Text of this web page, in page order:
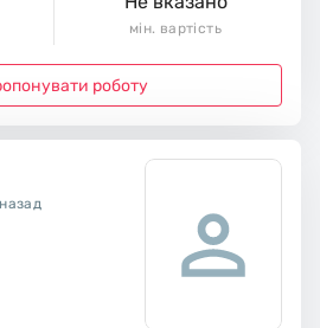
мін. вартість
роботу